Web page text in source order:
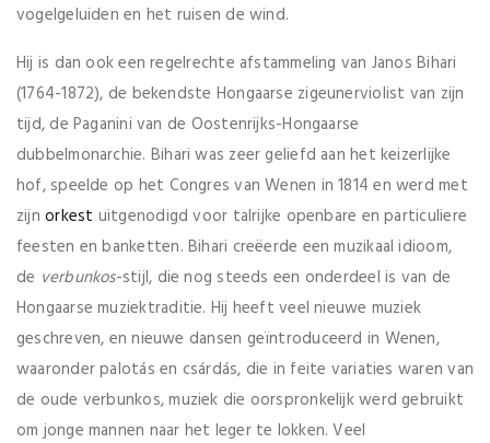
vogelgeluiden en het ruisen de wind.
Hij is dan ook een regelrechte afstammeling van Janos Bihari
(1764-1872), de bekendste Hongaarse zigeunerviolist van zijn
tijd, de Paganini van de Oostenrijks-Hongaarse
dubbelmonarchie. Bihari was zeer geliefd aan het keizerlijke
hof, speelde op het Congres van Wenen in 1814 en werd met
zijnorkest uitgenodigd voor talrijke openbare en particuliere
feesten en banketten. Bihari creëerde een muzikaal idioom,
de verbunkos-stijl, die nog steeds een onderdeel is van de
Hongaarse muziektraditie. Hij heeft veel nieuwe muziek
geschreven, en nieuwe dansen geïntroduceerd in Wenen,
waaronder palotás en csárdás, die in feite variaties waren van
de oude verbunkos, muziek die oorspronkelijk werd gebruikt
om jonge mannen naar het leger te lokken. Veel